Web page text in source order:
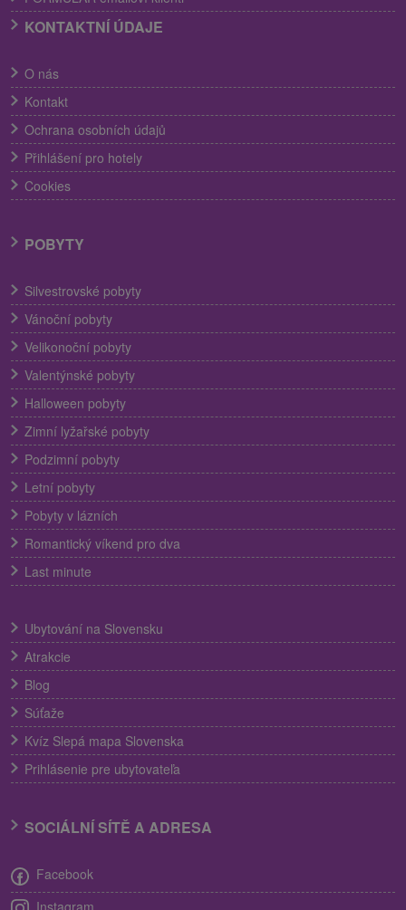
KONTAKTNÍ ÚDAJE
O nás
Kontakt
Ochrana osobních údajů
Přihlášení pro hotely
Cookies
POBYTY
Silvestrovské pobyty
Vánoční pobyty
Velikonoční pobyty
Valentýnské pobyty
Halloween pobyty
Zimní lyžařské pobyty
Podzimní pobyty
Letní pobyty
Pobyty v lázních
Romantický víkend pro dva
Last minute
Ubytování na Slovensku
Atrakcie
Blog
Súťaže
Kvíz Slepá mapa Slovenska
Prihlásenie pre ubytovateľa
SOCIÁLNÍ SÍTĚ A ADRESA
Facebook
Instagram